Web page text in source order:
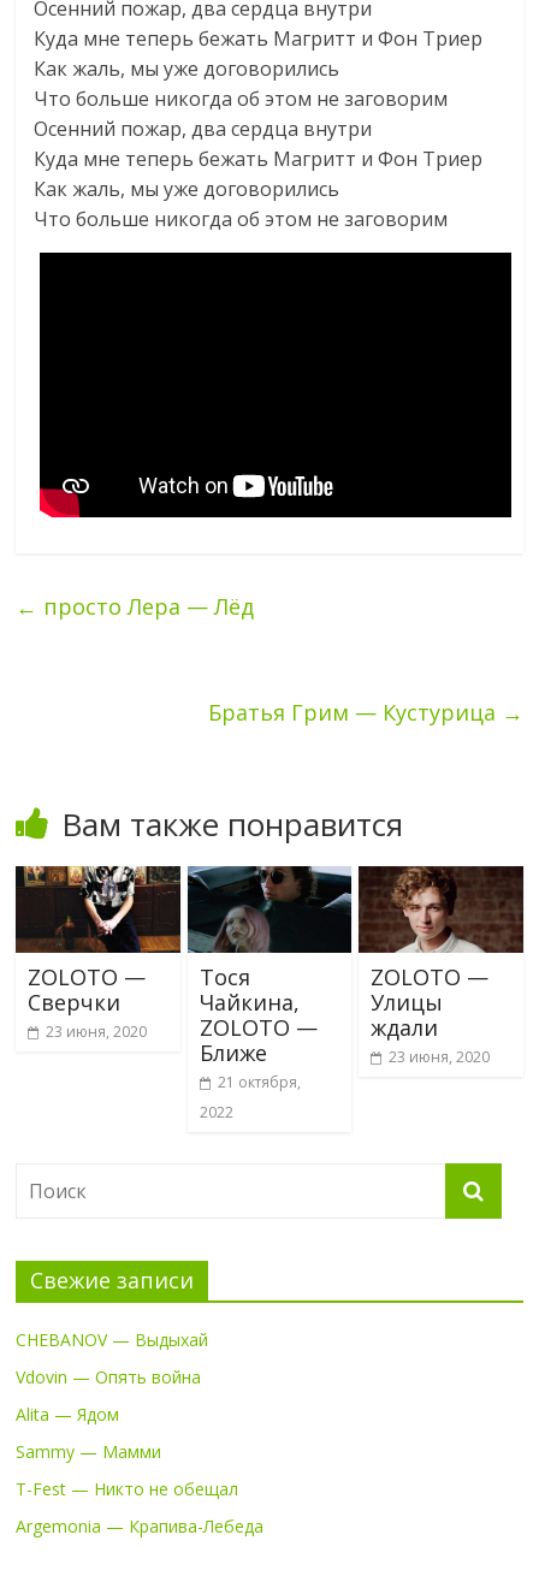
Осенний пожар, два сердца внутри
Куда мне теперь бежать Магритт и Фон Триер
Как жаль, мы уже договорились
Что больше никогда об этом не заговорим
Осенний пожар, два сердца внутри
Куда мне теперь бежать Магритт и Фон Триер
Как жаль, мы уже договорились
Что больше никогда об этом не заговорим
← просто Лера — Лёд
Братья Грим — Кустурица →
Вам также понравится
ZOLOTO —
Сверчки
23 июня, 2020
Тося
Чайкина,
ZOLOTO —
Ближе
21 октября,
2022
ZOLOTO —
Улицы
ждали
23 июня, 2020
Свежие записи
CHEBANOV — Выдыхай
Vdovin — Опять война
Alita — Ядом
Sammy — Мамми
T-Fest — Никто не обещал
Argemonia — Крапива-Лебеда